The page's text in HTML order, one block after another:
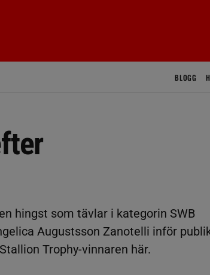
BLOGG
hingst som tävlar i kategorin SWB
Augustsson Zanotelli inför
Trophy-vinnaren här.